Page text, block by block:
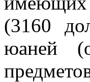
(3160
юаней